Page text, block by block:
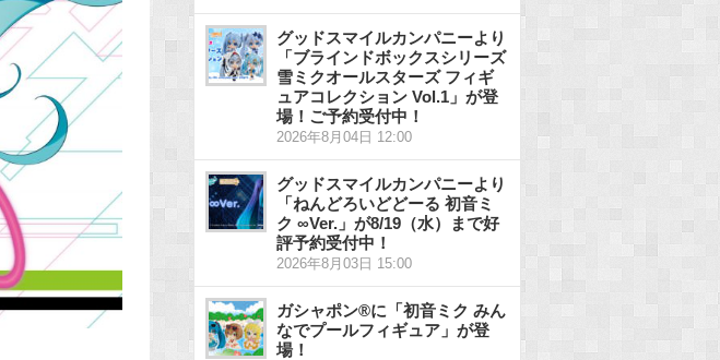
グッドスマイルカンパニーより
「ブラインドボックスシリーズ
雪ミクオールスターズ フィギ
ュアコレクション Vol.1」が登
場！ご予約受付中！
2026年8月04日 12:00
グッドスマイルカンパニーより
「ねんどろいどどーる 初音ミ
ク ∞Ver.」が8/19（水）まで好
評予約受付中！
2026年8月03日 15:00
ガシャポン®に「初音ミク みん
なでプールフィギュア」が登
場！